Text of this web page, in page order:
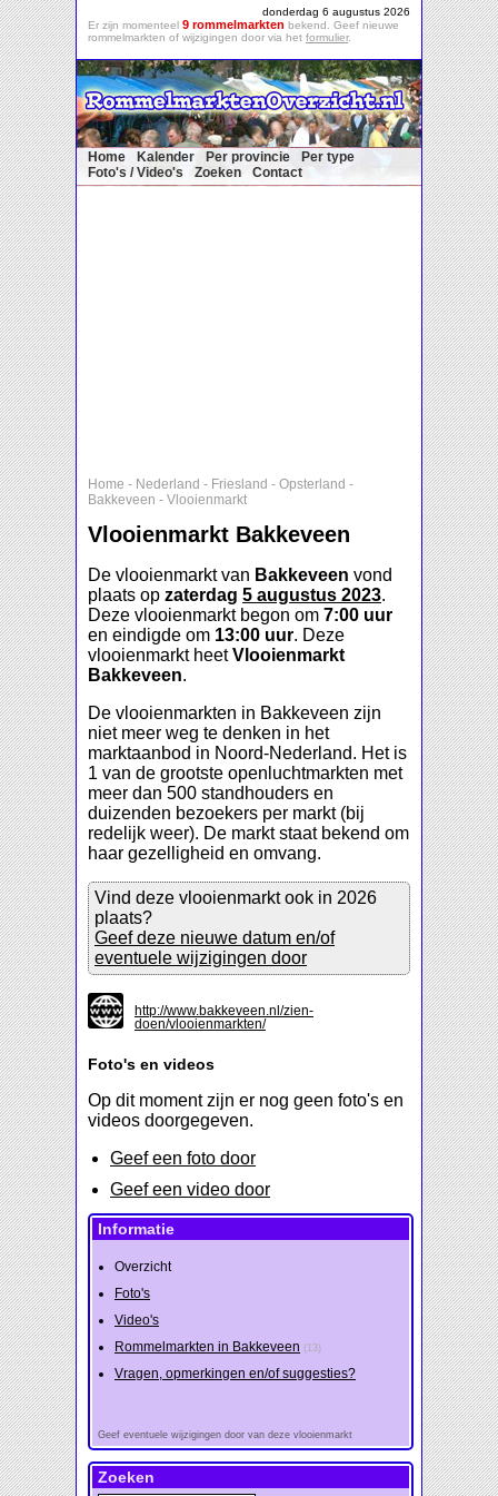
donderdag 6 augustus 2026
Er zijn momenteel 9 rommelmarkten bekend. Geef nieuwe
rommelmarkten of wijzigingen door via het formulier.
Home Kalender Per provincie
Per type
Foto's / Video's
Zoeken Contact
Home - Nederland - Friesland - Opsterland -
Bakkeveen - Vlooienmarkt
Vlooienmarkt Bakkeveen
De vlooienmarkt van Bakkeveen vond
plaats op zaterdag 5 augustus 2023.
Deze vlooienmarkt begon om 7:00 uur
en eindigde om 13:00 uur. Deze
vlooienmarkt heetVlooienmarkt
Bakkeveen.
De vlooienmarkten in Bakkeveen zijn
niet meer weg te denken in het
marktaanbod in Noord-Nederland. Het is
1 van de grootste openluchtmarkten met
meer dan 500 standhouders en
duizenden bezoekers per markt (bij
redelijk weer). De markt staat bekend om
haar gezelligheid en omvang.
Vind deze vlooienmarkt ook in 2026
plaats?
Geef deze nieuwe datum en/of
eventuele wijzigingen door
http://www.bakkeveen.nl/zien-
doen/vlooienmarkten/
Foto's en videos
Op dit moment zijn er nog geen foto's en
videos doorgegeven.
Geef een foto door
Geef een video door
Informatie
Overzicht
Foto's
Video's
Rommelmarkten in Bakkeveen (13)
Vragen, opmerkingen en/of suggesties?
Geef eventuele wijzigingen door van deze vlooienmarkt
Zoeken